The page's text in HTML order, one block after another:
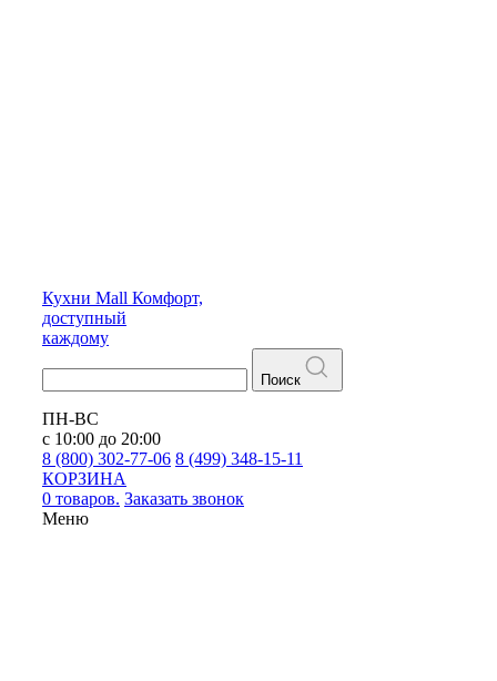
Кухни Mall Комфорт,
доступный
каждому
Поиск
ПН-ВС
с 10:00 до 20:00
8 (800) 302-77-06 8 (499) 348-15-11
КОРЗИНА
0 товаров. Заказать звонок
Меню